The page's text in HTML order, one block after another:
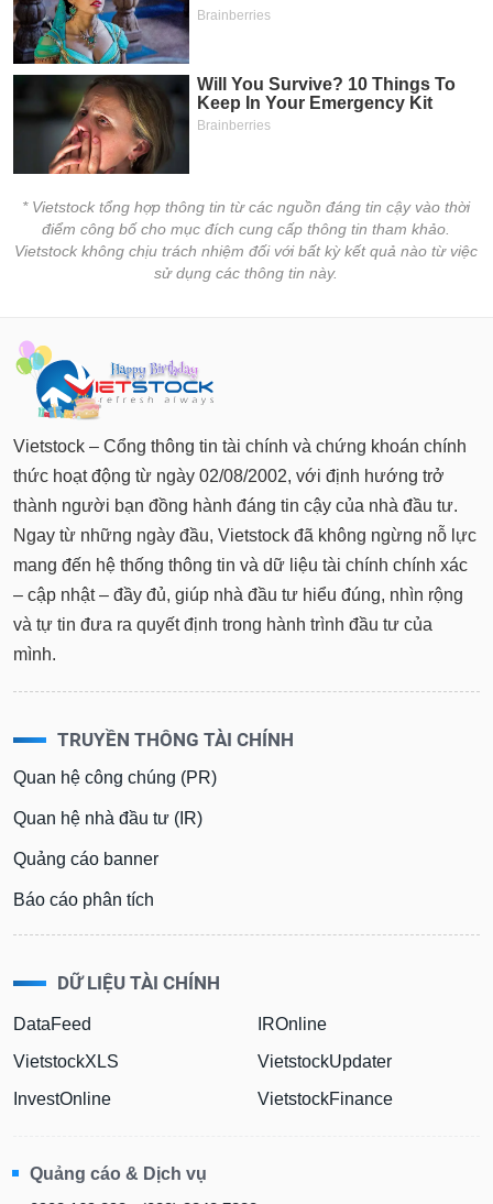
* Vietstock tổng hợp thông tin từ các nguồn đáng tin cậy vào thời
điểm công bố cho mục đích cung cấp thông tin tham khảo.
Vietstock không chịu trách nhiệm đối với bất kỳ kết quả nào từ việc
sử dụng các thông tin này.
Vietstock – Cổng thông tin tài chính và chứng khoán chính
thức hoạt động từ ngày 02/08/2002, với định hướng trở
thành người bạn đồng hành đáng tin cậy của nhà đầu tư.
Ngay từ những ngày đầu, Vietstock đã không ngừng nỗ lực
mang đến hệ thống thông tin và dữ liệu tài chính chính xác
– cập nhật – đầy đủ, giúp nhà đầu tư hiểu đúng, nhìn rộng
và tự tin đưa ra quyết định trong hành trình đầu tư của
mình.
TRUYỀN THÔNG TÀI CHÍNH
Quan hệ công chúng (PR)
Quan hệ nhà đầu tư (IR)
Quảng cáo banner
Báo cáo phân tích
DỮ LIỆU TÀI CHÍNH
DataFeed
VietstockXLS
InvestOnline
IROnline
VietstockUpdater
VietstockFinance
Quảng cáo & Dịch vụ